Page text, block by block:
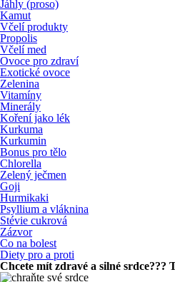
Jáhly (proso)
Kamut
Včelí produkty
Propolis
Včelí med
Ovoce pro zdraví
Exotické ovoce
Zelenina
Vitamíny
Minerály
Koření jako lék
Kurkuma
Kurkumin
Bonus pro tělo
Chlorella
Zelený ječmen
Goji
Hurmikaki
Psyllium a vláknina
Stévie cukrová
Zázvor
Co na bolest
Diety pro a proti
Chcete mít zdravé a silné